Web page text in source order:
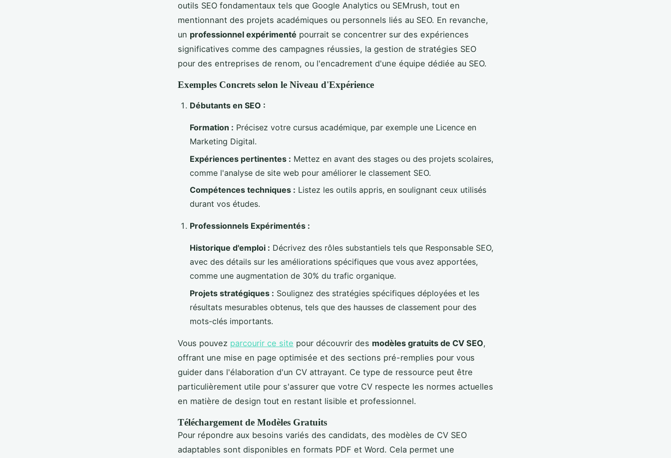
outils SEO fondamentaux tels que Google Analytics ou SEMrush, tout en
mentionnant des projets académiques ou personnels liés au SEO. En revanche,
un professionnel expérimenté pourrait se concentrer sur des expériences
significatives comme des campagnes réussies, la gestion de stratégies SEO
pour des entreprises de renom, ou l'encadrement d'une équipe dédiée au SEO.
Exemples Concrets selon le Niveau d'Expérience
Débutants en SEO :
Formation : Précisez votre cursus académique, par exemple une Licence en
Marketing Digital.
Expériences pertinentes : Mettez en avant des stages ou des projets scolaires,
comme l'analyse de site web pour améliorer le classement SEO.
Compétences techniques : Listez les outils appris, en soulignant ceux utilisés
durant vos études.
Professionnels Expérimentés :
Historique d'emploi : Décrivez des rôles substantiels tels que Responsable SEO,
avec des détails sur les améliorations spécifiques que vous avez apportées,
comme une augmentation de 30% du trafic organique.
Projets stratégiques : Soulignez des stratégies spécifiques déployées et les
résultats mesurables obtenus, tels que des hausses de classement pour des
mots-clés importants.
Vous pouvez parcourir ce site pour découvrir des modèles gratuits de CV SEO,
offrant une mise en page optimisée et des sections pré-remplies pour vous
guider dans l'élaboration d'un CV attrayant. Ce type de ressource peut être
particulièrement utile pour s'assurer que votre CV respecte les normes actuelles
en matière de design tout en restant lisible et professionnel.
Téléchargement de Modèles Gratuits
Pour répondre aux besoins variés des candidats, des modèles de CV SEO
adaptables sont disponibles en formats PDF et Word. Cela permet une